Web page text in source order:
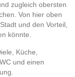
zugleich obersten
Von hier oben
und den Vorteil,
könnte.
Küche,
und einen